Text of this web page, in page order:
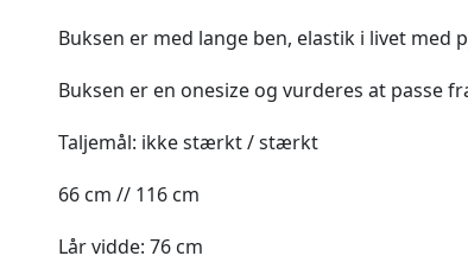
Buksen er med lange ben, elastik i livet med
Buksen er en onesize og vurderes at passe
Taljemål: ikke stærkt / stærkt
66 cm // 116 cm
Lår vidde: 76 cm